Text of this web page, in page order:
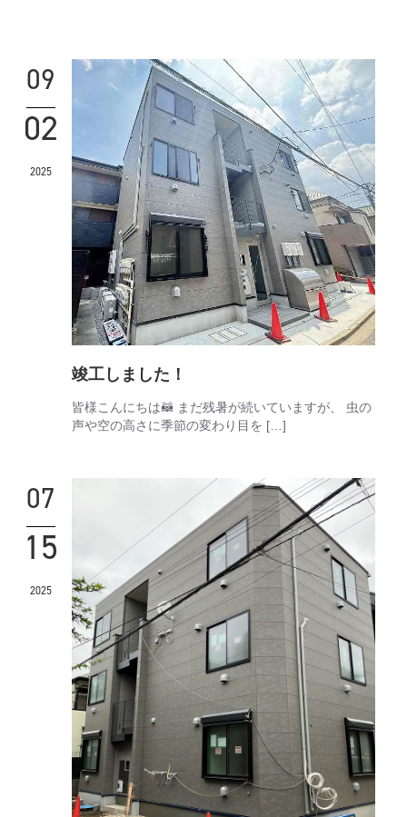
09
02
2025
竣工しました！
皆様こんにちは🦝 まだ残暑が続いていますが、 虫の
声や空の高さに季節の変わり目を […]
07
15
2025